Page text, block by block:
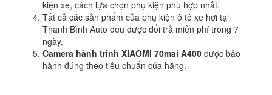
kiện xe, cách lựa chọn phụ kiện phù hợp nhất.
Tất cả các sản phẩm của phụ kiện ô tô xe hơi tại
Thanh Bình Auto đều được đổi trả miễn phí trong 7
ngày.
Camera hành trình XIAOMI 70mai A400 được bảo
hành đúng theo tiêu chuẩn của hãng.
————————————